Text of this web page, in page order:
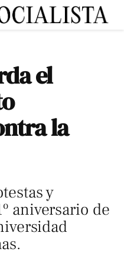
el
la
y
aniversario de